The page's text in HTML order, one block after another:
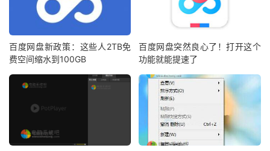
百度网盘新政策：这些人2TB免
费空间缩水到100GB
百度网盘突然良心了！打开这个
功能就能提速了